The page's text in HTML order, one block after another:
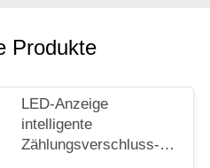
Produkte
LED-Anzeige
intelligente
Zählungsverschluss-